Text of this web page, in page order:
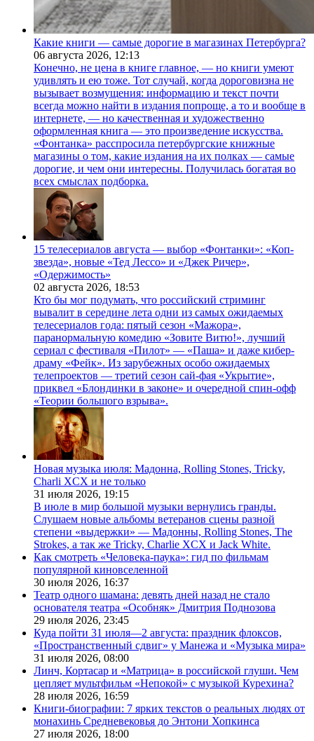
Какие книги — самые дорогие в магазинах Петербурга?
06 августа 2026, 12:13
Конечно, не цена в книге главное, — но книги умеют
удивлять и ею тоже. Тот случай, когда дороговизна не
вызывает возмущения: информацию и текст почти
всегда можно найти в издания попроще, а то и вообще в
интернете, — но качественная и художественно
оформленная книга — это произведение искусства.
«Фонтанка» расспросила петербургские книжные
магазины о том, какие издания на их полках — самые
дорогие, и чем они интересны. Получилась богатая во
всех смыслах подборка.
15 телесериалов августа — выбор «Фонтанки»: «Коп-
звезда», новые «Тед Лессо» и «Джек Ричер»,
«Одержимость»
02 августа 2026, 18:53
Кто бы мог подумать, что российский стриминг
вывалит в середине лета одни из самых ожидаемых
телесериалов года: пятый сезон «Мажора»,
паранормальную комедию «Зовите Витю!», лучший
сериал с фестиваля «Пилот» — «Паша» и даже кибер-
драму «Фейк». Из зарубежных особо ожидаемых
телепроектов — третий сезон сай-фая «Укрытие»,
приквел «Блондинки в законе» и очередной спин-офф
«Теории большого взрыва».
Новая музыка июля: Мадонна, Rolling Stones, Tricky,
Charli XCX и не только
31 июля 2026, 19:15
В июле в мир большой музыки вернулись гранды.
Слушаем новые альбомы ветеранов сцены разной
степени «выдержки» — Мадонны, Rolling Stones, The
Strokes, а так же Tricky, Charlie XCX и Jack White.
Как смотреть «Человека-паука»: гид по фильмам
популярной киновселенной
30 июля 2026, 16:37
Театр одного шамана: девять дней назад не стало
основателя театра «Особняк» Дмитрия Поднозова
29 июля 2026, 23:45
Куда пойти 31 июля—2 августа: праздник флоксов,
«Пространственный сдвиг» у Манежа и «Музыка мира»
31 июля 2026, 08:00
Линч, Кортасар и «Матрица» в российской глуши. Чем
цепляет мультфильм «Непокой» с музыкой Курехина?
28 июля 2026, 16:59
Книги-биографии: 7 ярких текстов о реальных людях от
монахинь Средневековья до Энтони Хопкинса
27 июля 2026, 18:00